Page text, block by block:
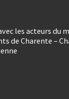
les acteurs du
de Charente –